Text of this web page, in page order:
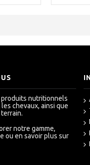
nutritionnels
chevaux, ainsi que
notre gamme,
ou en savoir plus sur